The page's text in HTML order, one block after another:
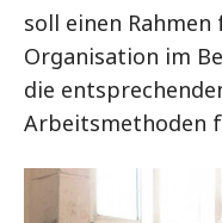
soll einen
Organisation im
die
Arbeitsmethoden